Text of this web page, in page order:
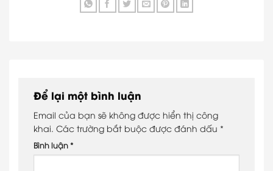
Để lại một bình luận
Email của bạn sẽ không được hiển thị công
khai. Các trường bắt buộc được đánh dấu *
Bình luận *